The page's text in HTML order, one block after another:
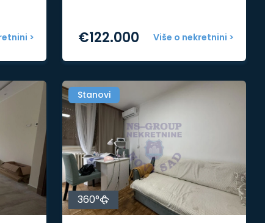
> Više o nekretnini >
€122.000
Stanovi
360°